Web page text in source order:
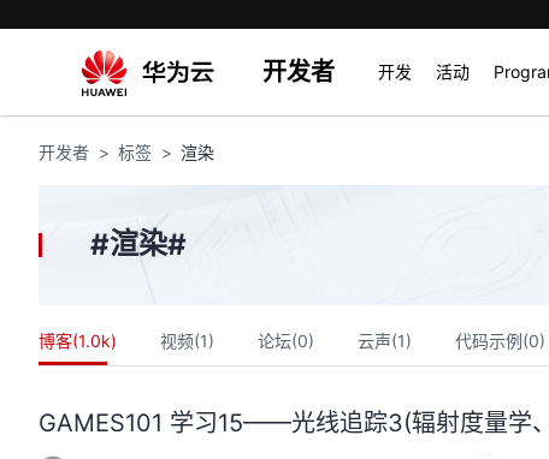
开发者 开发 活动
开发者 标签 渲染
#渲染#
博客(1.0k) 视频(1) 论坛(0) 云声(1) 代码示例(0)
GAMES101 学习15——光线追踪3(辐射度量学